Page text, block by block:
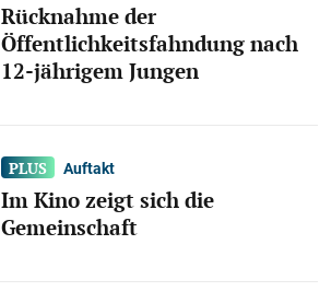
Rücknahme der
Öffentlichkeitsfahndung nach
12-jährigem Jungen
Auftakt
Im Kino zeigt sich die
Gemeinschaft